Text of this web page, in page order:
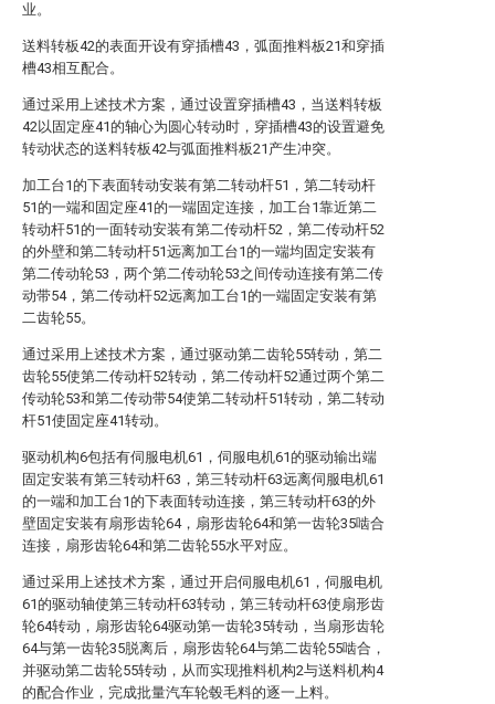
业。
送料转板42的表面开设有穿插槽43，弧面推料板21和穿插
槽43相互配合。
通过采用上述技术方案，通过设置穿插槽43，当送料转板
42以固定座41的轴心为圆心转动时，穿插槽43的设置避免
转动状态的送料转板42与弧面推料板21产生冲突。
加工台1的下表面转动安装有第二转动杆51，第二转动杆
51的一端和固定座41的一端固定连接，加工台1靠近第二
转动杆51的一面转动安装有第二传动杆52，第二传动杆52
的外壁和第二转动杆51远离加工台1的一端均固定安装有
第二传动轮53，两个第二传动轮53之间传动连接有第二传
动带54，第二传动杆52远离加工台1的一端固定安装有第
二齿轮55。
通过采用上述技术方案，通过驱动第二齿轮55转动，第二
齿轮55使第二传动杆52转动，第二传动杆52通过两个第二
传动轮53和第二传动带54使第二转动杆51转动，第二转动
杆51使固定座41转动。
驱动机构6包括有伺服电机61，伺服电机61的驱动输出端
固定安装有第三转动杆63，第三转动杆63远离伺服电机61
的一端和加工台1的下表面转动连接，第三转动杆63的外
壁固定安装有扇形齿轮64，扇形齿轮64和第一齿轮35啮合
连接，扇形齿轮64和第二齿轮55水平对应。
通过采用上述技术方案，通过开启伺服电机61，伺服电机
61的驱动轴使第三转动杆63转动，第三转动杆63使扇形齿
轮64转动，扇形齿轮64驱动第一齿轮35转动，当扇形齿轮
64与第一齿轮35脱离后，扇形齿轮64与第二齿轮55啮合，
并驱动第二齿轮55转动，从而实现推料机构2与送料机构4
的配合作业，完成批量汽车轮毂毛料的逐一上料。